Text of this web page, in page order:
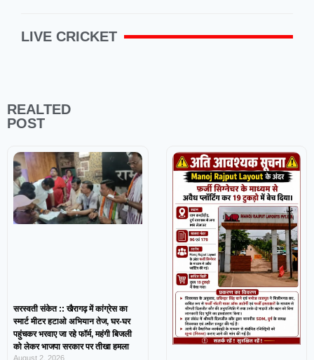
LIVE CRICKET
REALTED
POST
सरस्वती संकेत :: खैरागढ़ में कांग्रेस का
स्मार्ट मीटर हटाओ अभियान तेज, घर-घर
पहुंचकर भरवाए जा रहे फॉर्म, महंगी बिजली
को लेकर भाजपा सरकार पर तीखा हमला
August 2, 2026